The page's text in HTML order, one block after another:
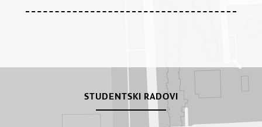
STUDENTSKI RADOVI